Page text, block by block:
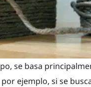
se basa
ejemplo, si se